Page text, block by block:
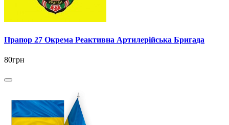
Прапор 27 Окрема Реактивна Артилерійська Бригада
80грн